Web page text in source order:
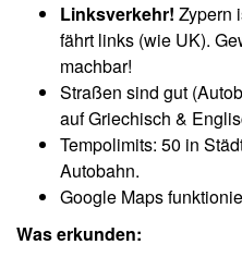
Linksverkehr! Zypern
fährt links (wie UK).
machbar!
Straßen sind gut
auf Griechisch &
Tempolimits: 50 in
Autobahn.
Google Maps
Was erkunden: